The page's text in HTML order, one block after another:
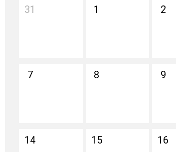
31 1 2
7 8 9
14 15 16